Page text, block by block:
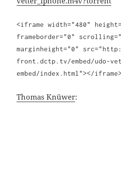
<iframe width="480"
frameborder="0"
marginheight="0"
front.dctp.tv/embed/udo-
embed/index.html"></iframe>
Thomas Knüwer: